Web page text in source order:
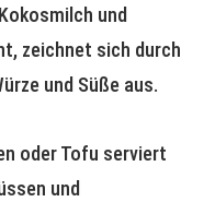
und
zeichnet sich durch
und Süße aus.
oder Tofu serviert
und